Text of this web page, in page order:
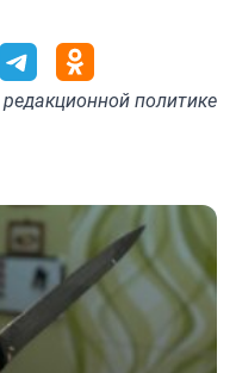
редакционной политике